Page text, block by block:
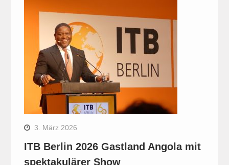
3. März 2026
ITB Berlin 2026 Gastland Angola mit
spektakulärer Show